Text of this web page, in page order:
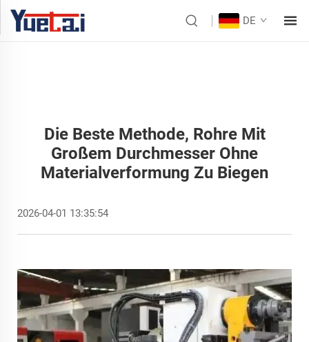
DE
Die Beste Methode, Rohre Mit
Großem Durchmesser Ohne
Materialverformung Zu Biegen
2026-04-01 13:35:54